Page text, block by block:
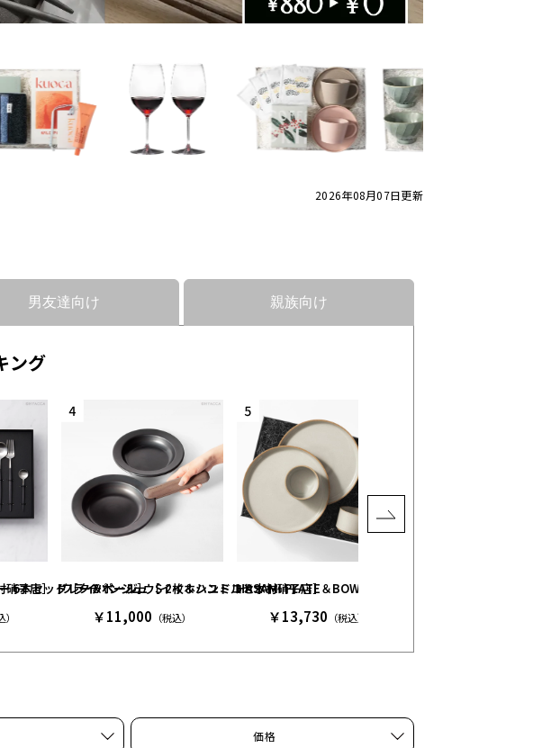
2026年08月07日更新
男友達向け 親族向け
ング
子店］ グレー＆ベージュ［イイホシユミコ×木村硝子店］
6本セット［クチポール］
）
フライパンジュウS 2枚＆ハンドルセット
￥11,000 （税込）
HASAMI PLATE＆BOWL BOX / クリア［ハサミポーセリン
￥13,730 （税込）
価格